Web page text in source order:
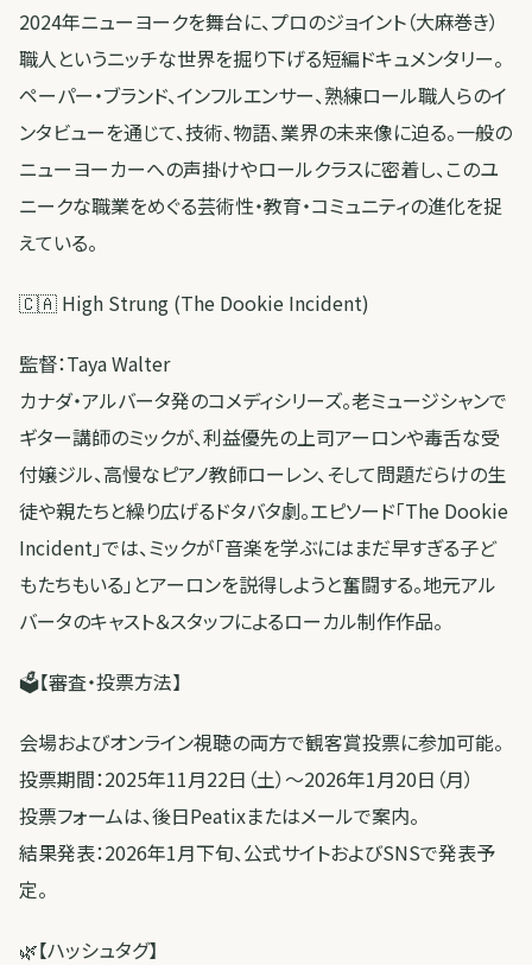
2024年ニューヨークを舞台に、プロのジョイント（大麻巻き）
職人というニッチな世界を掘り下げる短編ドキュメンタリー。
ペーパー・ブランド、インフルエンサー、熟練ロール職人らのイ
ンタビューを通じて、技術、物語、業界の未来像に迫る。一般の
ニューヨーカーへの声掛けやロールクラスに密着し、このユ
ニークな職業をめぐる芸術性・教育・コミュニティの進化を捉
えている。
🇨🇦 High Strung (The Dookie Incident)
監督：Taya Walter
カナダ・アルバータ発のコメディシリーズ。老ミュージシャンで
ギター講師のミックが、利益優先の上司アーロンや毒舌な受
付嬢ジル、高慢なピアノ教師ローレン、そして問題だらけの生
徒や親たちと繰り広げるドタバタ劇。エピソード「The Dookie
Incident」では、ミックが「音楽を学ぶにはまだ早すぎる子ど
もたちもいる」とアーロンを説得しようと奮闘する。地元アル
バータのキャスト＆スタッフによるローカル制作作品。
🗳【審査・投票方法】
会場およびオンライン視聴の両方で観客賞投票に参加可能。
投票期間：2025年11月22日（土）〜2026年1月20日（月）
投票フォームは、後日Peatixまたはメールで案内。
結果発表：2026年1月下旬、公式サイトおよびSNSで発表予
定。
🌿【ハッシュタグ】